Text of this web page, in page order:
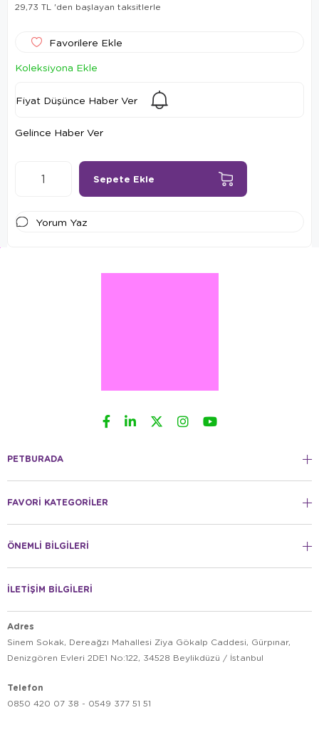
29,73 TL 'den başlayan taksitlerle
Favorilere Ekle
Koleksiyona Ekle
Fiyat Düşünce Haber Ver
Gelince Haber Ver
Yorum Yaz
PETBURADA
FAVORİ KATEGORİLER
ÖNEMLİ BİLGİLERİ
İLETİŞİM BİLGİLERİ
Adres
Sinem Sokak, Dereağzı Mahallesi Ziya Gökalp Caddesi, Gürpınar,
Denizgören Evleri 2DE1 No:122, 34528 Beylikdüzü / İstanbul
Telefon
0850 420 07 38 - 0549 377 51 51